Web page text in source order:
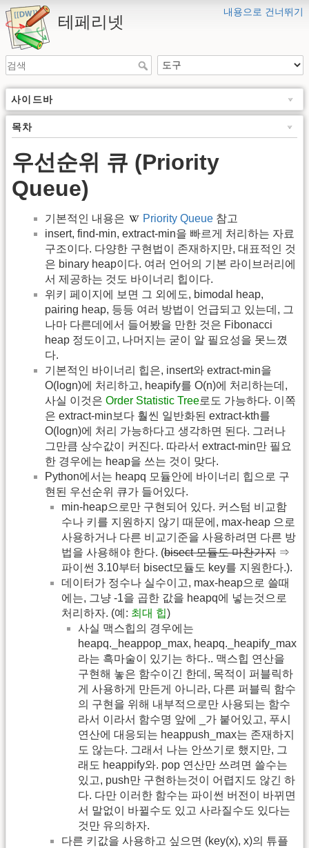
내용으로 건너뛰기
테페리넷
사이드바
목차
우선순위 큐 (Priority
Queue)
기본적인 내용은 Priority Queue 참고
insert, find-min, extract-min을 빠르게 처리하는 자료
구조이다. 다양한 구현법이 존재하지만, 대표적인 것
은 binary heap이다. 여러 언어의 기본 라이브러리에
서 제공하는 것도 바이너리 힙이다.
위키 페이지에 보면 그 외에도, bimodal heap,
pairing heap, 등등 여러 방법이 언급되고 있는데, 그
나마 다른데에서 들어봤을 만한 것은 Fibonacci
heap 정도이고, 나머지는 굳이 알 필요성을 못느꼈
다.
기본적인 바이너리 힙은, insert와 extract-min을
O(logn)에 처리하고, heapify를 O(n)에 처리하는데,
사실 이것은 Order Statistic Tree로도 가능하다. 이쪽
은 extract-min보다 훨씬 일반화된 extract-kth를
O(logn)에 처리 가능하다고 생각하면 된다. 그러나
그만큼 상수값이 커진다. 따라서 extract-min만 필요
한 경우에는 heap을 쓰는 것이 맞다.
Python에서는 heapq 모듈안에 바이너리 힙으로 구
현된 우선순위 큐가 들어있다.
min-heap으로만 구현되어 있다. 커스텀 비교함
수나 키를 지원하지 않기 때문에, max-heap 으로
사용하거나 다른 비교기준을 사용하려면 다른 방
법을 사용해야 한다. (bisect 모듈도 마찬가지 ⇒
파이썬 3.10부터 bisect모듈도 key를 지원한다.).
데이터가 정수나 실수이고, max-heap으로 쓸때
에는, 그냥 -1을 곱한 값을 heapq에 넣는것으로
처리하자. (예: 최대 힙)
사실 맥스힙의 경우에는
heapq._heappop_max, heapq._heapify_max
라는 흑마술이 있기는 하다.. 맥스힙 연산을
구현해 놓은 함수이긴 한데, 목적이 퍼블릭하
게 사용하게 만든게 아니라, 다른 퍼블릭 함수
의 구현을 위해 내부적으로만 사용되는 함수
라서 이라서 함수명 앞에 _가 붙어있고, 푸시
연산에 대응되는 heappush_max는 존재하지
도 않는다. 그래서 나는 안쓰기로 했지만, 그
래도 heappify와. pop 연산만 쓰려면 쓸수는
있고, push만 구현하는것이 어렵지도 않긴 하
다. 다만 이러한 함수는 파이썬 버전이 바뀌면
서 말없이 바뀔수도 있고 사라질수도 있다는
것만 유의하자.
다른 키값을 사용하고 싶으면 (key(x), x)의 튜플